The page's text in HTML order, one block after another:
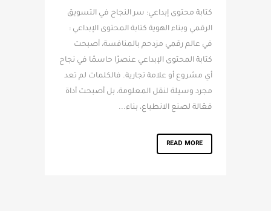
كتابة محتوى إبداعي: سر النجاح في التسويق
الرقمي وبناء الهوية كتابة المحتوى الإبداعي :
في عالم رقمي مزدحم بالمنافسة، أصبحت
كتابة المحتوى الإبداعي عنصرًا حاسمًا في نجاح
أي مشروع أو علامة تجارية. فالكلمات لم تعد
مجرد وسيلة لنقل المعلومة، بل أصبحت أداة
فعّالة لصنع الانطباع، بناء...
READ MORE